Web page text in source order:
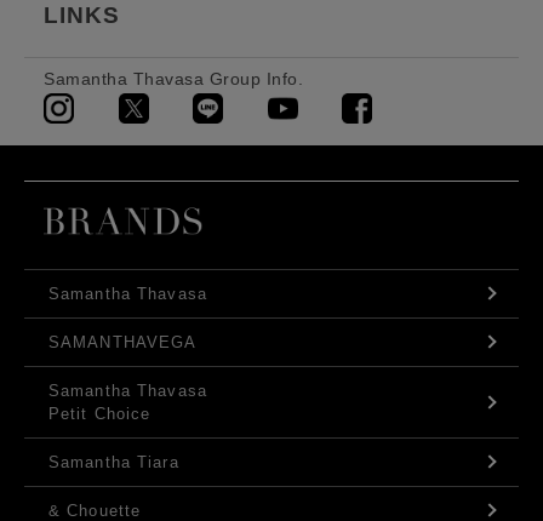
LINKS
Samantha Thavasa Group Info.
Samantha Thavasa
SAMANTHAVEGA
Samantha Thavasa
Petit Choice
Samantha Tiara
& Chouette